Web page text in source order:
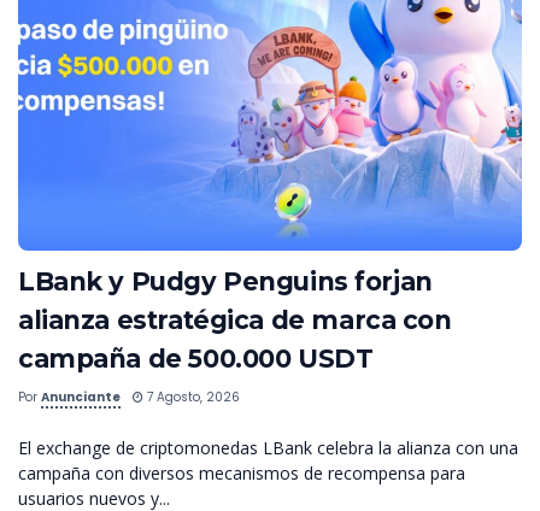
LBank y Pudgy Penguins forjan
alianza estratégica de marca con
campaña de 500.000 USDT
Por Anunciante 7 Agosto, 2026
El exchange de criptomonedas LBank celebra la alianza con una
campaña con diversos mecanismos de recompensa para
usuarios nuevos y...